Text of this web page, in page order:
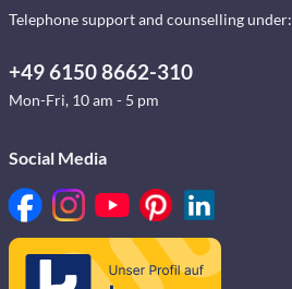
Telephone support and counselling under:
+49 6150 8662-310
Mon-Fri, 10 am - 5 pm
Social Media